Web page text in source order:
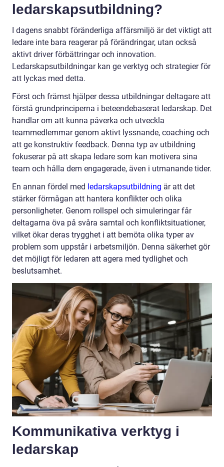
ledarskapsutbildning?
I dagens snabbt föränderliga affärsmiljö är det viktigt att
ledare inte bara reagerar på förändringar, utan också
aktivt driver förbättringar och innovation.
Ledarskapsutbildningar kan ge verktyg och strategier för
att lyckas med detta.
Först och främst hjälper dessa utbildningar deltagare att
förstå grundprinciperna i beteendebaserat ledarskap. Det
handlar om att kunna påverka och utveckla
teammedlemmar genom aktivt lyssnande, coaching och
att ge konstruktiv feedback. Denna typ av utbildning
fokuserar på att skapa ledare som kan motivera sina
team och hålla dem engagerade, även i utmanande tider.
En annan fördel med ledarskapsutbildning är att det
stärker förmågan att hantera konflikter och olika
personligheter. Genom rollspel och simuleringar får
deltagarna öva på svåra samtal och konfliktsituationer,
vilket ökar deras trygghet i att bemöta olika typer av
problem som uppstår i arbetsmiljön. Denna säkerhet gör
det möjligt för ledaren att agera med tydlighet och
beslutsamhet.
Kommunikativa verktyg i
ledarskap